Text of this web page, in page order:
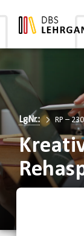
LgNr.: RP –